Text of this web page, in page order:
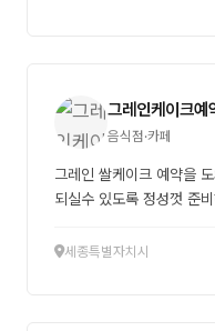
그레인케이크예
음식점·카페
그레인 쌀케이크 예약을
되실수 있도록 정성껏 준
세종특별자치시